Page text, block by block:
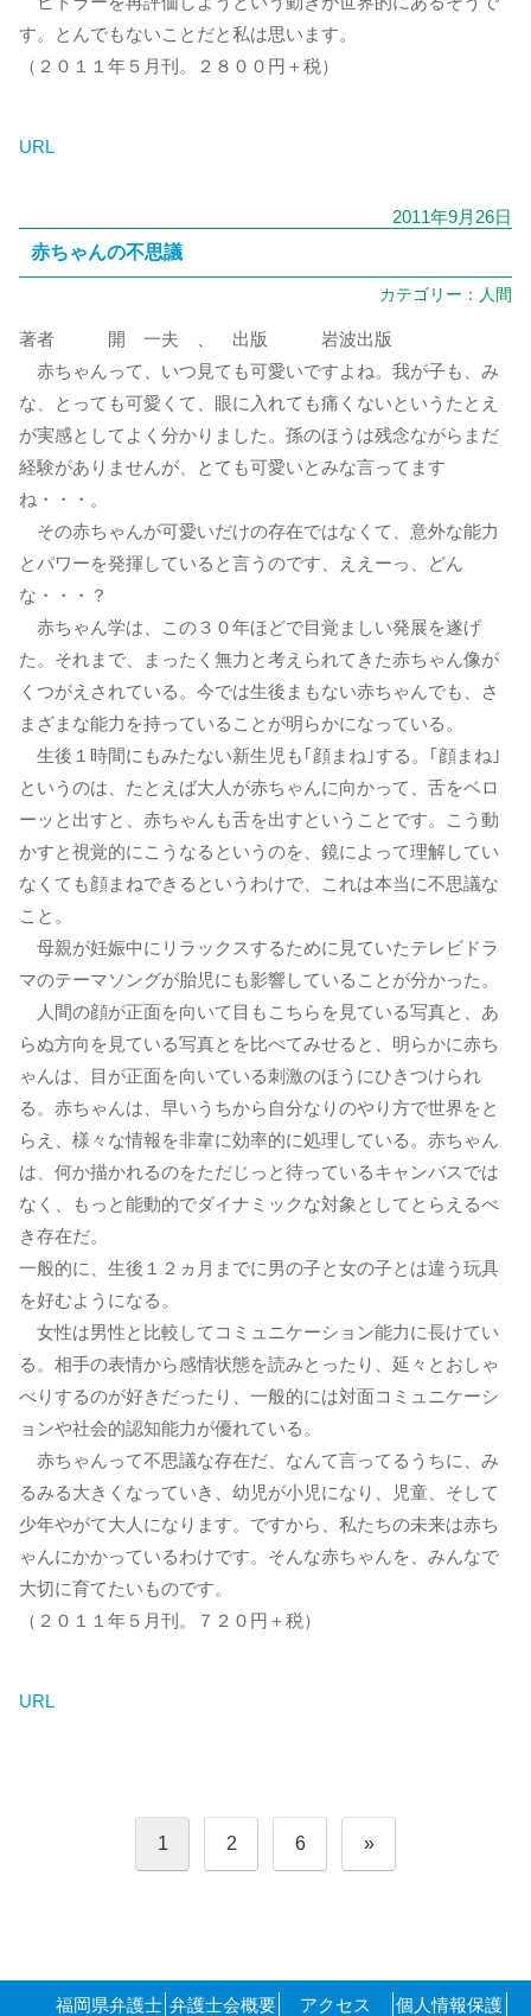
す。とんでもないことだと私は思います。
（２０１１年５月刊。２８００円＋税）
URL
2011年9月26日
赤ちゃんの不思議
カテゴリー： 人間
著者 開 一夫 、 出版 岩波出版
赤ちゃんって、いつ見ても可愛いですよね。我が子も、み
な、とっても可愛くて、眼に入れても痛くないというたとえ
が実感としてよく分かりました。孫のほうは残念ながらまだ
経験がありませんが、とても可愛いとみな言ってます
ね・・・。
その赤ちゃんが可愛いだけの存在ではなくて、意外な能力
とパワーを発揮していると言うのです、ええーっ、どん
な・・・？
赤ちゃん学は、この３０年ほどで目覚ましい発展を遂げ
た。それまで、まったく無力と考えられてきた赤ちゃん像が
くつがえされている。今では生後まもない赤ちゃんでも、さ
まざまな能力を持っていることが明らかになっている。
生後１時間にもみたない新生児も｢顔まね｣する。｢顔まね｣
というのは、たとえば大人が赤ちゃんに向かって、舌をベロ
ーッと出すと、赤ちゃんも舌を出すということです。こう動
かすと視覚的にこうなるというのを、鏡によって理解してい
なくても顔まねできるというわけで、これは本当に不思議な
こと。
母親が妊娠中にリラックスするために見ていたテレビドラ
マのテーマソングが胎児にも影響していることが分かった。
人間の顔が正面を向いて目もこちらを見ている写真と、あ
らぬ方向を見ている写真とを比べてみせると、明らかに赤ち
ゃんは、目が正面を向いている刺激のほうにひきつけられ
る。赤ちゃんは、早いうちから自分なりのやり方で世界をと
らえ、様々な情報を非韋に効率的に処理している。赤ちゃん
は、何か描かれるのをただじっと待っているキャンバスでは
なく、もっと能動的でダイナミックな対象としてとらえるべ
き存在だ。
一般的に、生後１２ヵ月までに男の子と女の子とは違う玩具
を好むようになる。
女性は男性と比較してコミュニケーション能力に長けてい
る。相手の表情から感情状態を読みとったり、延々とおしゃ
べりするのが好きだったり、一般的には対面コミュニケーシ
ョンや社会的認知能力が優れている。
赤ちゃんって不思議な存在だ、なんて言ってるうちに、み
るみる大きくなっていき、幼児が小児になり、児童、そして
少年やがて大人になります。ですから、私たちの未来は赤ち
ゃんにかかっているわけです。そんな赤ちゃんを、みんなで
大切に育てたいものです。
（２０１１年５月刊。７２０円＋税）
URL
投
の
送
り
1 2 6 »
福岡県弁護士 弁護士会概要 アクセス 個人情報保護